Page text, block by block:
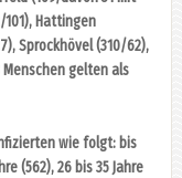
101), Hattingen
Sprockhövel (310/62),
gelten als
wie folgt: bis
(562), 26 bis 35 Jahre